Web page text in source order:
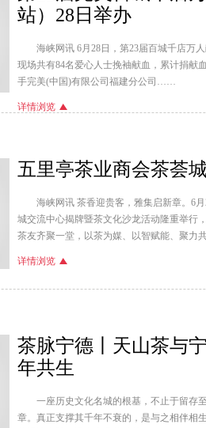
站）28日举办
海峡网讯 6月28日，第23届百城千店万
现场共有84名爱心人士挽袖献血，累计捐献
手完美(中国)有限公司福建分公司……
详情浏览
五里亭茶业商会茶荟
海峡网讯 茶香迎贵客，雅集启新章。6
城交流中心揭牌暨茶文化沙龙活动隆重举行
茶友齐聚一堂，以茶为媒、以智赋能、聚
详情浏览
茶脉宁德丨天山茶与
年共生
一座历史文化名城的根基，不止于留存
章。真正支撑其千年不衰的，是与之相伴